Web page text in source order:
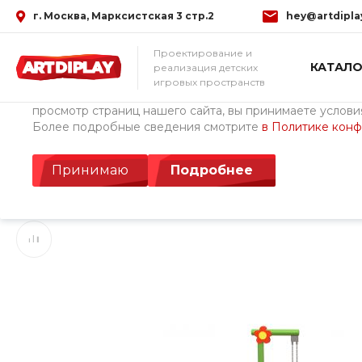
Использование файлов Cookie
Мы используем файлы cookie, разработанные нашими
просмотр страниц нашего сайта, вы принимаете
Более подробные сведения смотрите в Политике
Принимаю Подробнее
г. Москва, Марксистская 3 стр.2
Проектирование и
реализация детских
игровых пространств
Главная / Каталог товаров / Детские площадки ArtDiPlay
Игровой